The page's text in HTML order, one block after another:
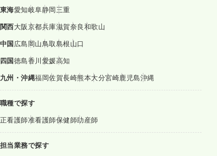
東海愛知岐阜静岡三重
関西大阪京都兵庫滋賀奈良和歌山
中国広島岡山鳥取島根山口
四国徳島香川愛媛高知
九州・沖縄福岡佐賀長崎熊本大分宮崎鹿児島沖縄
職種で探す
正看護師准看護師保健師助産師
担当業務で探す